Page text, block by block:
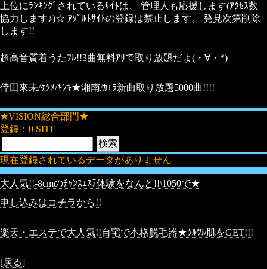
上位にﾗﾝｷﾝｸﾞされているｻｲﾄは、 管理人も応援します(ｱｸｾｽ数
協力します♪)☆ ｱﾀﾞﾙﾄｻｲﾄの登録は禁止します。 発見次第削除
します!!
超高音質着うたﾌﾙ!!3曲無料ｱﾘで取り放題だよ(・∀・*)
倖田來未/ｹﾂﾒ/ｷﾝｷ★湘南/ｶｴﾗ新曲取り放題5000曲!!!!
★VISION総合部門★
登録：0 SITE
現在登録されているデータがありません
大人気!!-8cmのﾁｬﾝｽｴｽﾃ体験をなんと!!\1050で★
申し込みはコチラから!!
楽天・エステで大人気!!自宅で本格脱毛器★ﾂﾙﾂﾙ肌をGET!!!
[戻る]